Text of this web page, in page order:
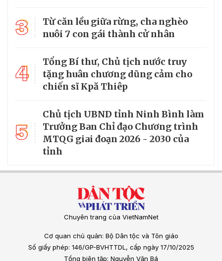
3
Từ căn lều giữa rừng, cha nghèo
nuôi 7 con gái thành cử nhân
4
Tổng Bí thư, Chủ tịch nước truy
tặng huân chương dũng cảm cho
chiến sĩ Kpă Thiêp
5
Chủ tịch UBND tỉnh Ninh Bình làm
Trưởng Ban Chỉ đạo Chương trình
MTQG giai đoạn 2026 - 2030 của
tỉnh
Chuyên trang của VietNamNet
Cơ quan chủ quản: Bộ Dân tộc và Tôn giáo
Số giấy phép: 146/GP-BVHTTDL, cấp ngày 17/10/2025
Tổng biên tập: Nguyễn Văn Bá